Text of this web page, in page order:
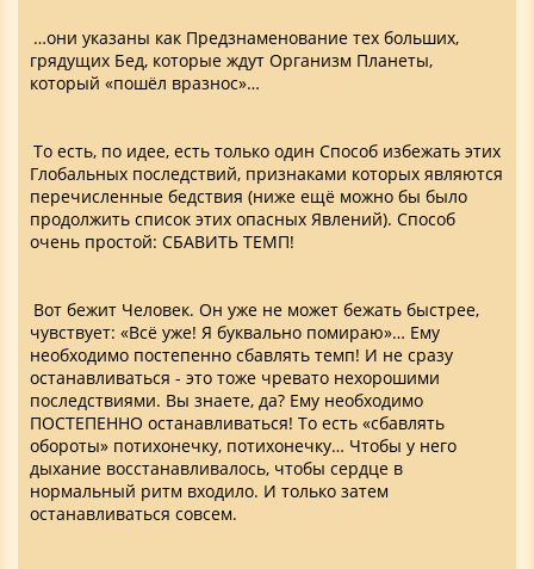
…они указаны как Предзнаменование тех больших,
грядущих Бед, которые ждут Организм Планеты,
который «пошёл вразнос»…
То есть, по идее, есть только один Способ избежать этих
Глобальных последствий, признаками которых являются
перечисленные бедствия (ниже ещё можно бы было
продолжить список этих опасных Явлений). Способ
очень простой: СБАВИТЬ ТЕМП!
Вот бежит Человек. Он уже не может бежать быстрее,
чувствует: «Всё уже! Я буквально помираю»… Ему
необходимо постепенно сбавлять темп! И не сразу
останавливаться - это тоже чревато нехорошими
последствиями. Вы знаете, да? Ему необходимо
ПОСТЕПЕННО останавливаться! То есть «сбавлять
обороты» потихонечку, потихонечку… Чтобы у него
дыхание восстанавливалось, чтобы сердце в
нормальный ритм входило. И только затем
останавливаться совсем.